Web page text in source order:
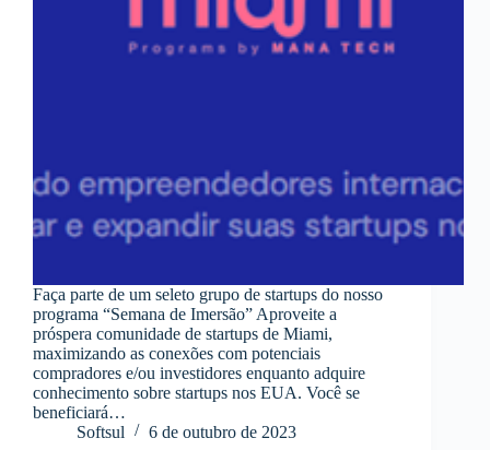
Faça parte de um seleto grupo de startups do nosso
programa “Semana de Imersão” Aproveite a
próspera comunidade de startups de Miami,
maximizando as conexões com potenciais
compradores e/ou investidores enquanto adquire
conhecimento sobre startups nos EUA. Você se
beneficiará…
Softsul
6 de outubro de 2023